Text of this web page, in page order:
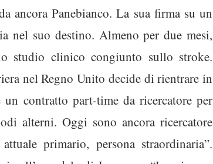
ancora Panebianco. La sua firma su un
nel suo destino. Almeno per due mesi,
studio clinico congiunto sullo stroke.
nel Regno Unito decide di rientrare in
contratto part-time da ricercatore per
alterni. Oggi sono ancora ricercatore
primario, persona straordinaria”.